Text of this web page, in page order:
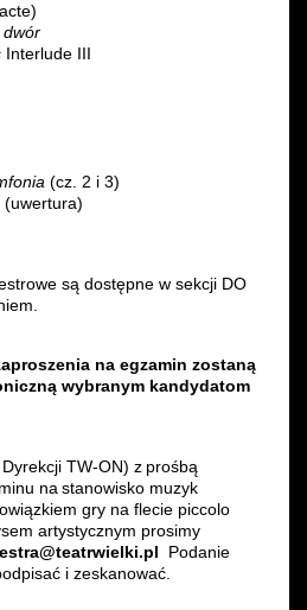
dwór
Interlude III
(cz. 2 i 3)
(uwertura)
są dostępne w sekcji DO
na egzamin zostaną
wybranym kandydatom
TW-ON) z prośbą
na stanowisko muzyk
gry na flecie piccolo
artystycznym prosimy
Podanie
i zeskanować.